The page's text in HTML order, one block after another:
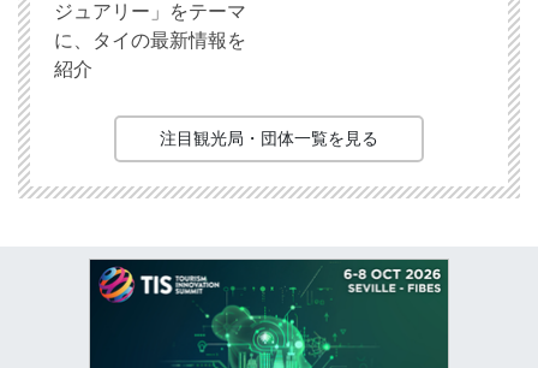
ジュアリー」をテーマ
に、タイの最新情報を
紹介
注目観光局・団体一覧を見る